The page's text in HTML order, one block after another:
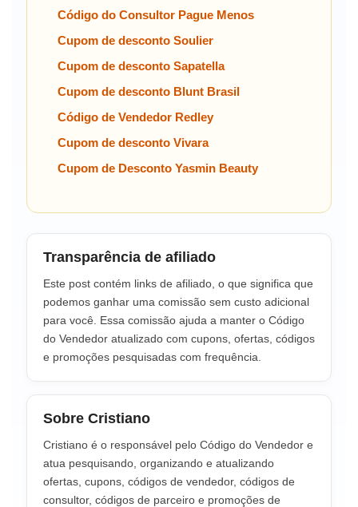
Código do Consultor Pague Menos
Cupom de desconto Soulier
Cupom de desconto Sapatella
Cupom de desconto Blunt Brasil
Código de Vendedor Redley
Cupom de desconto Vivara
Cupom de Desconto Yasmin Beauty
Transparência de afiliado
Este post contém links de afiliado, o que significa que
podemos ganhar uma comissão sem custo adicional
para você. Essa comissão ajuda a manter o Código
do Vendedor atualizado com cupons, ofertas, códigos
e promoções pesquisadas com frequência.
Sobre Cristiano
Cristiano é o responsável pelo Código do Vendedor e
atua pesquisando, organizando e atualizando
ofertas, cupons, códigos de vendedor, códigos de
consultor, códigos de parceiro e promoções de